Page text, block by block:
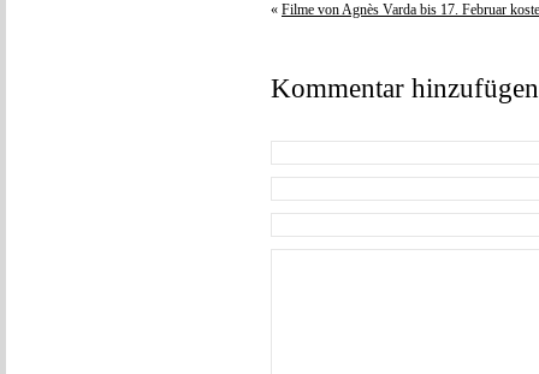
« Filme von Agnès Varda bis 17. Februar
Kommentar hinzufügen